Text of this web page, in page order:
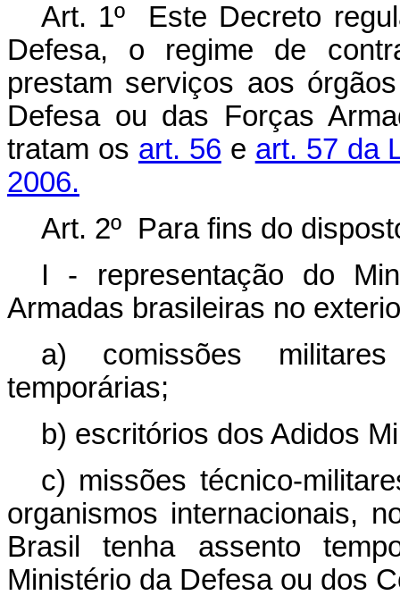
Art. 1º Este Decreto
Defesa, o regime de
prestam serviços aos
Defesa ou das Forças
tratam os art. 56 e art. 57 da
2006.
Art. 2º Para fins do
I - representação do
Armadas brasileiras no
a) comissões
temporárias;
b) escritórios dos Adidos
c) missões técnico-
organismos internacionais,
Brasil tenha assento
Ministério da Defesa ou dos